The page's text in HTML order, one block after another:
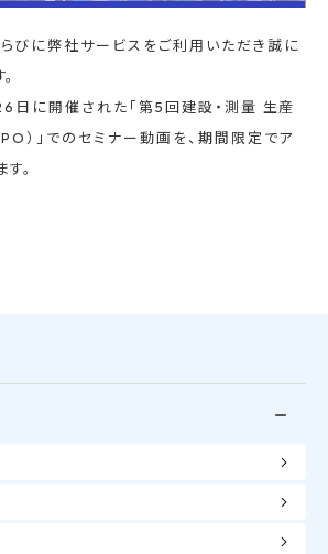
びに弊社サービスをご利用いただき誠に
に開催された「第5回建設・測量 生産
）」でのセミナー動画を、期間限定でア
。